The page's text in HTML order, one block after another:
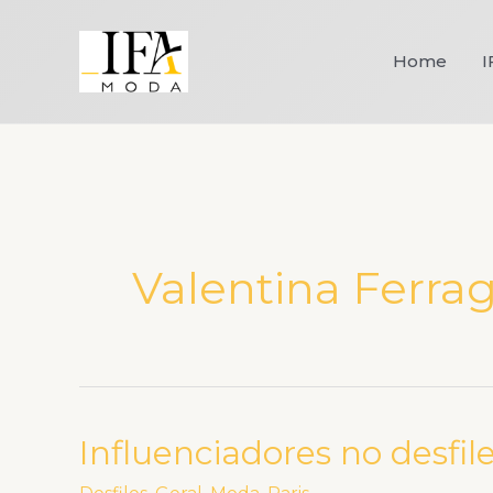
Home
Valentina
Influenciadores no
Influenciadores